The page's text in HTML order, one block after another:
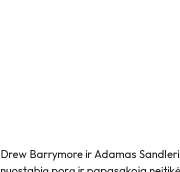
Drew Barrymore ir Adamas